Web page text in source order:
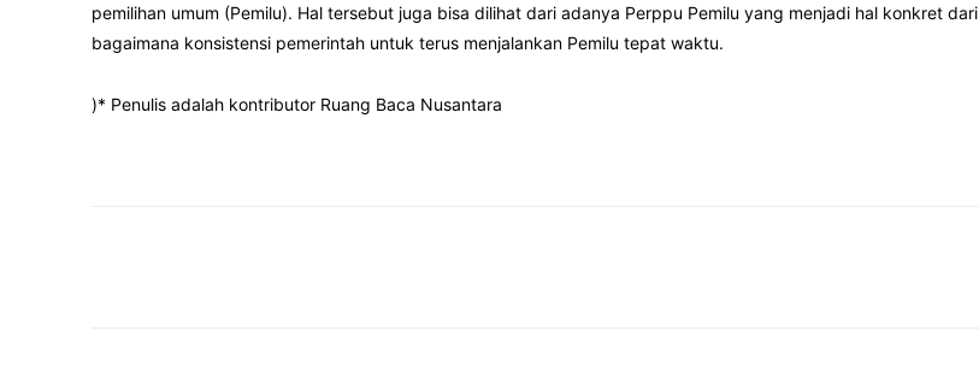
pemilihan umum (Pemilu). Hal tersebut juga bisa dilihat dari adanya Perppu Pemilu yang menjadi hal konkret dari
bagaimana konsistensi pemerintah untuk terus menjalankan Pemilu tepat waktu.
)* Penulis adalah kontributor Ruang Baca Nusantara